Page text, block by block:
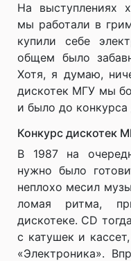
На выступлениях
мы работали в
купили себе
общем было
Хотя, я думаю,
дискотек МГУ мы
и было до конкурса
Конкурс дискотек
В 1987 на
нужно было
неплохо месил
ломая ритма,
дискотеке. CD
с катушек и
«Электроника».